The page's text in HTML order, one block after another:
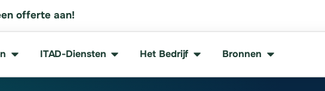
offerte aan!
ITAD-Diensten Het Bedrijf Bronnen